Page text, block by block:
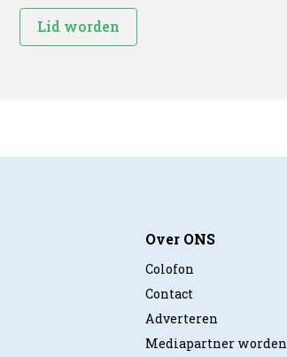
Lid worden
Over ONS
Colofon
Contact
Adverteren
Mediapartner worden